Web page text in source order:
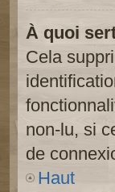
À quoi
Cela
non-lu, si
de
Haut